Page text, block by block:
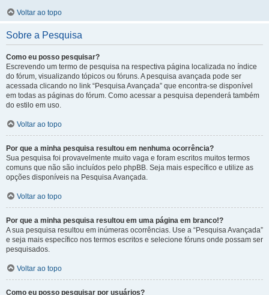
Voltar ao topo
Sobre a Pesquisa
Como eu posso pesquisar?
Escrevendo um termo de pesquisa na respectiva página localizada no índice
do fórum, visualizando tópicos ou fóruns. A pesquisa avançada pode ser
acessada clicando no link “Pesquisa Avançada” que encontra-se disponível
em todas as páginas do fórum. Como acessar a pesquisa dependerá também
do estilo em uso.
Voltar ao topo
Por que a minha pesquisa resultou em nenhuma ocorrência?
Sua pesquisa foi provavelmente muito vaga e foram escritos muitos termos
comuns que não são incluídos pelo phpBB. Seja mais específico e utilize as
opções disponíveis na Pesquisa Avançada.
Voltar ao topo
Por que a minha pesquisa resultou em uma página em branco!?
A sua pesquisa resultou em inúmeras ocorrências. Use a “Pesquisa Avançada”
e seja mais específico nos termos escritos e selecione fóruns onde possam ser
pesquisados.
Voltar ao topo
Como eu posso pesquisar por usuários?